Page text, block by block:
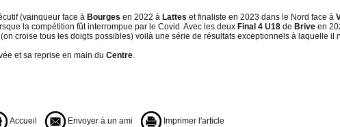
(vainqueur face à Bourges en 2022 à Lattes et finaliste en 2023 dans le Nord face à
la compétition fût interrompue par le Covid. Avec les deux Final 4 U18 de Brive en
croise tous les doigts possibles) voilà une série de résultats exceptionnels à laquelle il
et sa reprise en main du Centre.
Accueil
Envoyer à un ami Imprimer l'article